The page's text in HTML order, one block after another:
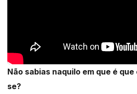
Não sabias naquilo em que é
se?